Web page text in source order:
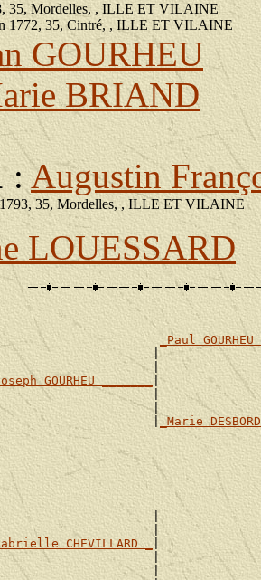
35, Mordelles, , ILLE ET VILAINE
1772, 35, Cintré, , ILLE ET VILAINE
GOURHEU
BRIAND
:Augustin
35, Mordelles, , ILLE ET VILAINE
LOUESSARD
_Paul
|
|
GOURHEU _______
|
|
|
_Marie
|
|
CHEVILLARD _ |
|
|